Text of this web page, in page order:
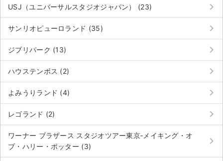
USJ（ユニバーサルスタジオジャパン） (23) keyboard_arrow_right
サンリオピューロランド (35) keyboard_arrow_right
ジブリパーク (13) keyboard_arrow_right
ハウステンボス (2) keyboard_arrow_right
よみうりランド (4) keyboard_arrow_right
レゴランド (2) keyboard_arrow_right
ワーナー ブラザース スタジオツアー東京‐メイキング・オ
ブ・ハリー・ポッター (3)
keyboard_arrow_right